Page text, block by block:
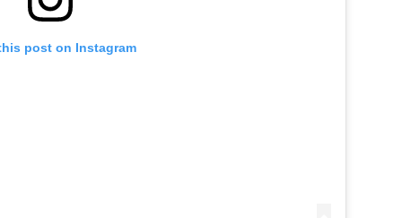
post on Instagram